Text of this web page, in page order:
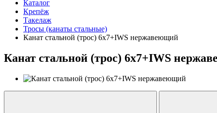
Каталог
Крепёж
Такелаж
Тросы (канаты стальные)
Канат стальной (трос) 6х7+IWS нержавеющий
Канат стальной (трос) 6х7+IWS